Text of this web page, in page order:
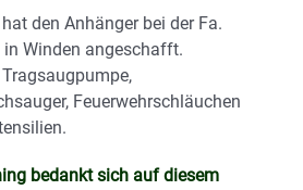
den Anhänger bei der Fa.
Winden angeschafft.
Feuerwehrschläuchen
bedankt sich auf diesem